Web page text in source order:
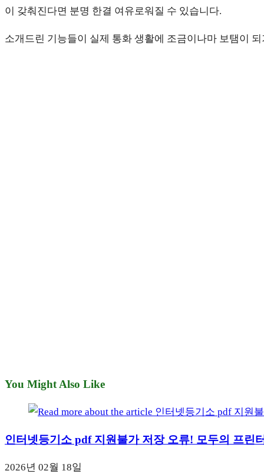
이 갖춰진다면 분명 한결 여유로워질 수 있습니다.
소개드린 기능들이 실제 통화 생활에 조금이나마 보탬이
You Might Also Like
인터넷등기소 pdf 지원불가 저장 오류! 모두의 프린
2026년 02월 18일